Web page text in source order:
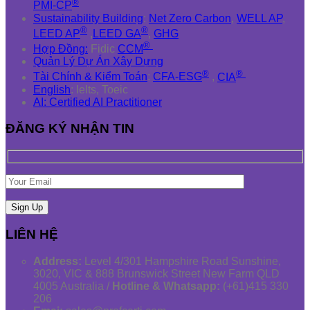
PMI-CP
Sustainability Building: Net Zero Carbon, WELL AP,
LEED AP® , LEED GA®, GHG
Hợp Đồng: Fidic CCM®
Quản Lý Dự Án Xây Dựng
Tài Chính & Kiểm Toán: CFA-ESG® , CIA®
English: Ielts, Toeic
AI: Certified AI Practitioner
ĐĂNG KÝ NHẬN TIN
LIÊN HỆ
Address: Level 4/301 Hampshire Road Sunshine,
3020, VIC & 888 Brunswick Street New Farm QLD
4005 Australia / Hotline & Whatsapp: (+61)415 330
206